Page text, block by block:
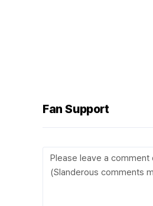
Fan Support